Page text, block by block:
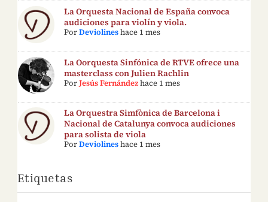
La Orquesta Nacional de España convoca
audiciones para violín y viola.
PorDeviolines hace 1 mes
La Oorquesta Sinfónica de RTVE ofrece una
masterclass con Julien Rachlin
PorJesús Fernández hace 1 mes
La Orquestra Simfònica de Barcelona i
Nacional de Catalunya convoca audiciones
para solista de viola
PorDeviolines hace 1 mes
Etiquetas